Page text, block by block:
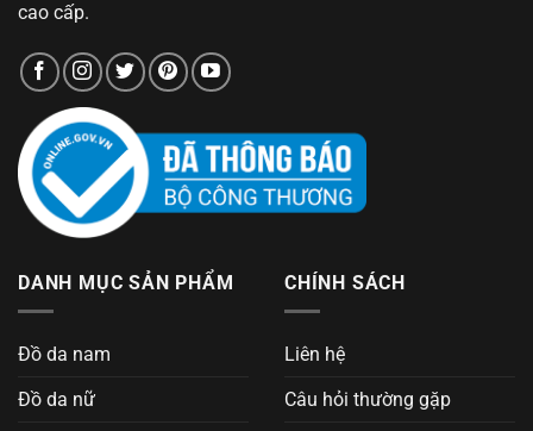
cao cấp.
DANH MỤC SẢN PHẨM
Đồ da nam
Đồ da nữ
CHÍNH SÁCH
Liên hệ
Câu hỏi thường gặp